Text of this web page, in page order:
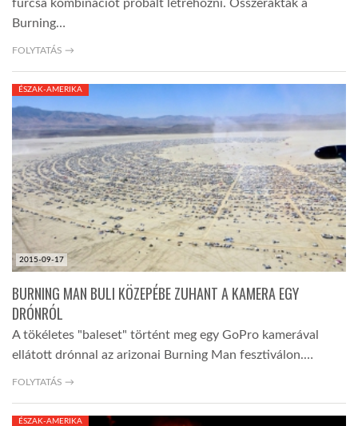
GLOBOTV BP
TROPICALMAGAZIN
GLOBOTV
AFRIKA TUDÁSTÁR
A NAP SZÉPE
LINKTR.EE
GLOBOZSARU
furcsa kombinációt próbált létrehozni. Összerakták a
Burning…
FOLYTATÁS →
2015-09-17
ÉSZAK-AMERIKA
BURNING MAN BULI KÖZEPÉBE ZUHANT A KAMERA EGY
DRÓNRÓL
A tökéletes "baleset" történt meg egy GoPro kamerával
ellátott drónnal az arizonai Burning Man fesztiválon.…
FOLYTATÁS →
ÉSZAK-AMERIKA